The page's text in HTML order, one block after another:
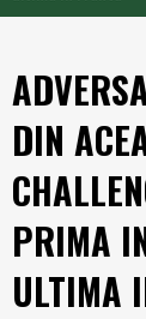
DIN
PRIMA
ULTIMA